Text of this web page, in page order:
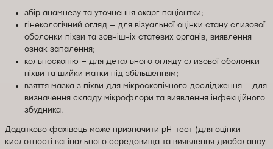
збір анамнезу та уточнення скарг пацієнтки;
гінекологічний огляд — для візуальної оцінки стану слизової
оболонки піхви та зовнішніх статевих органів, виявлення
ознак запалення;
кольпоскопію — для детального огляду слизової оболонки
піхви та шийки матки під збільшенням;
взяття мазка з піхви для мікроскопічного дослідження — для
визначення складу мікрофлори та виявлення інфекційного
збудника.
Додатково фахівець може призначити pH-тест (для оцінки
кислотності вагінального середовища та виявлення дисбалансу